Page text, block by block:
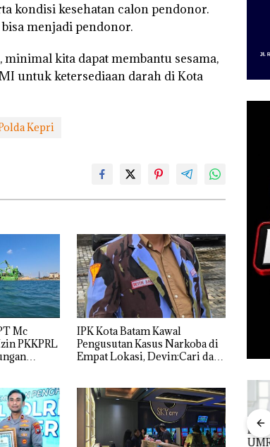
kondisi kesehatan calon pendonor.
menjadi pendonor.
kita dapat membantu sesama,
untuk ketersediaan darah di Kota
Kepri
Mc
PKKPRL
IPK Kota Batam Kawal
Pengusutan Kasus Narkoba di
Empat Lokasi, Devin:Cari dan
Tim
Gabungan
Dua Orang
Diamankan
Babak Baru
Kasus